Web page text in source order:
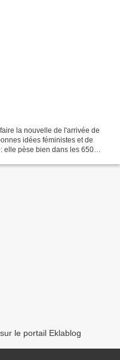
la nouvelle de l'arrivée de
idées féministes et de
elle pèse bien dans les 650
le portail Eklablog